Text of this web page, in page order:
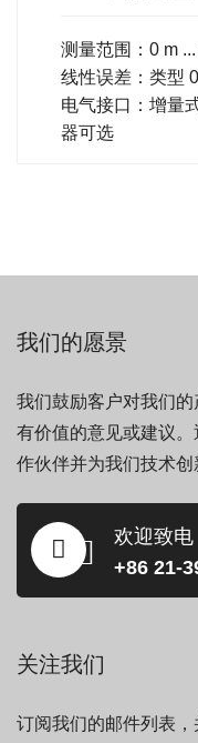
测量范围：0 m
线性误差：类型
电气接口：增量
器可选
我们的愿景
我们鼓励客户对我们的
有价值的意见或建议
作伙伴并为我们技术创
欢迎致电
+86 21-
关注我们
订阅我们的邮件列表